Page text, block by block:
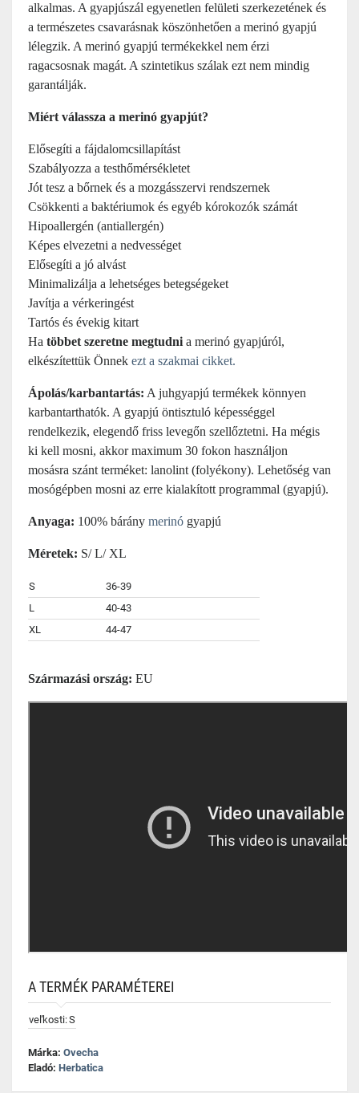
alkalmas. A gyapjúszál egyenetlen felületi szerkezetének és
a természetes csavarásnak köszönhetően a merinó gyapjú
lélegzik. A merinó gyapjú termékekkel nem érzi
ragacsosnak magát. A szintetikus szálak ezt nem mindig
garantálják.
Miért válassza a merinó gyapjút?
Elősegíti a fájdalomcsillapítást
Szabályozza a testhőmérsékletet
Jót tesz a bőrnek és a mozgásszervi rendszernek
Csökkenti a baktériumok és egyéb kórokozók számát
Hipoallergén (antiallergén)
Képes elvezetni a nedvességet
Elősegíti a jó alvást
Minimalizálja a lehetséges betegségeket
Javítja a vérkeringést
Tartós és évekig kitart
Ha többet szeretne megtudni a merinó gyapjúról,
elkészítettük Önnek ezt a szakmai cikket.
Ápolás/karbantartás: A juhgyapjú termékek könnyen
karbantarthatók. A gyapjú öntisztuló képességgel
rendelkezik, elegendő friss levegőn szellőztetni. Ha mégis
ki kell mosni, akkor maximum 30 fokon használjon
mosásra szánt terméket: lanolint (folyékony). Lehetőség van
mosógépben mosni az erre kialakított programmal (gyapjú).
Anyaga: 100% bárány merinó gyapjú
Méretek: S/ L/ XL
S
36-39
L
40-43
XL
44-47
Származási ország: EU
A TERMÉK PARAMÉTEREI
veľkosti:S
Márka: Ovecha
Eladó: Herbatica